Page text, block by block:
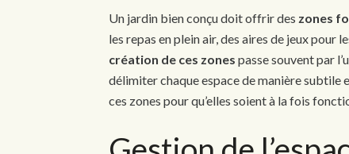
Un jardin bien conçu doit offrir des zones
les repas en plein air, des aires de jeux pour
création de ces zones passe souvent par
délimiter chaque espace de manière
ces zones pour qu’elles soient à la fois